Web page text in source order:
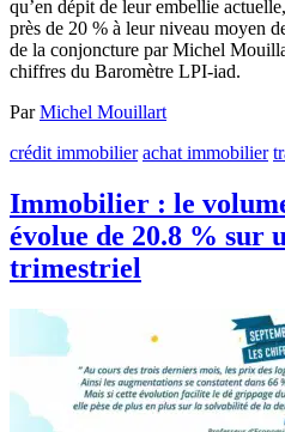
qu’en dépit de leur embellie
près de 20 % à leur niveau moyen
de la conjoncture par Michel
chiffres du Baromètre LPI-iad.
ParMichel Mouillart
crédit immobilier achat immobilier
Immobilier : le
évolue de 20.8 % sur
trimestriel